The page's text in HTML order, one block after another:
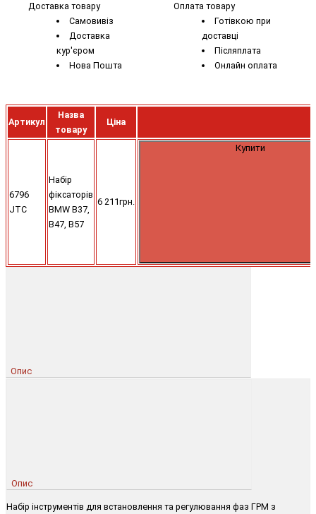
Доставка товару
Самовивіз
Доставка
кур'єром
Нова Пошта
Оплата товару
Готівкою при
доставці
Післяплата
Онлайн оплата
Артикул
Назва
товару
Ціна
6796
JTC
Набір
фіксаторів
BMW B37,
B47, B57
6 211грн.
Купити
Опис
Опис
Набір інструментів для встановлення та регулювання фаз ГРМ з